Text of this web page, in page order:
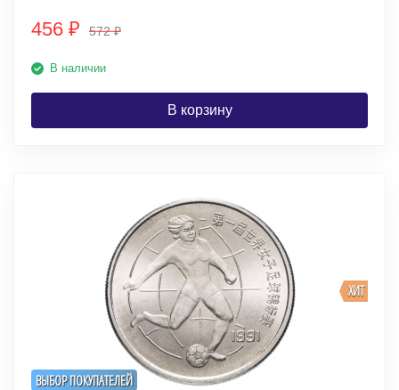
456 ₽ 572₽
В наличии
В корзину
ВЫБОР ПОКУПАТЕЛЕЙ
ХИТ